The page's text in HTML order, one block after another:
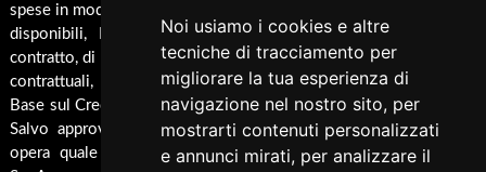
Noi usiamo i cookies e altre
tecniche di tracciamento per
migliorare la tua esperienza di
navigazione nel nostro sito, per
mostrarti contenuti personalizzati
e annunci mirati, per analizzare il
Termocucina
Climatizzatori
Pannelli Solari/Bollitori/Puffer
Ricambi
Arredamento
spese in modo responsabile e di conoscere eventuali altre offerte
disponibili, Findomestic ti ricorda, prima di sottoscrivere il
contratto, di prendere visione di tutte le condizioni economiche e
contrattuali, facendo riferimento alle Informazioni Europee di
Base sul Credito ai Consumatori (IEBCC) presso il punto vendita.
Salvo approvazione di Findomestic Banca S.p.A.. Trulli Camini
opera quale intermediario del credito per Findomestic Banca